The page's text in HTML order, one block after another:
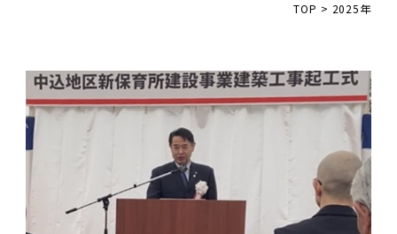
TOP > 2025年